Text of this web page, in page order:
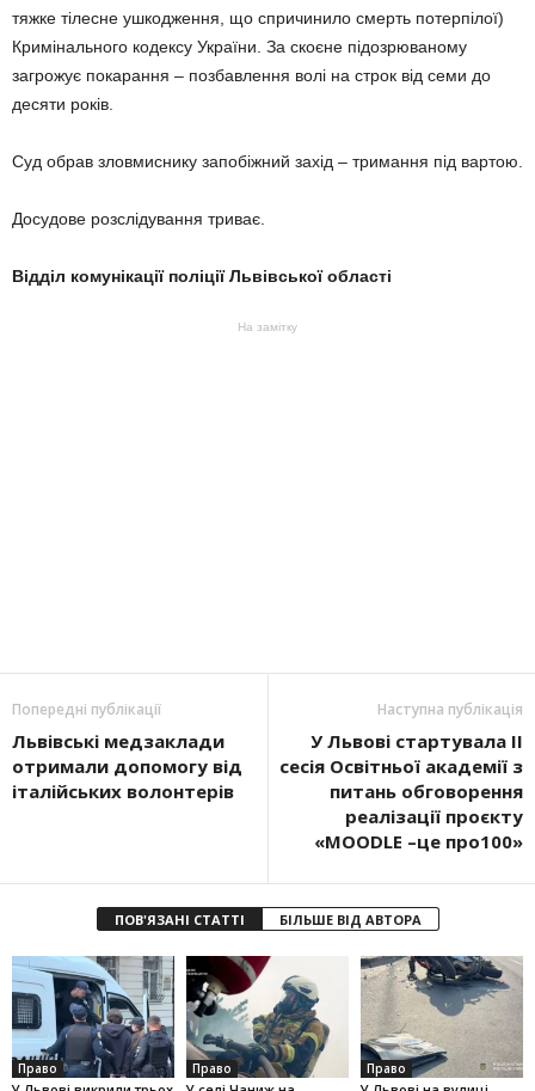
тяжке тілесне ушкодження, що спричинило смерть потерпілої)
Кримінального кодексу України. За скоєне підозрюваному
загрожує покарання – позбавлення волі на строк від семи до
десяти років.
Суд обрав зловмиснику запобіжний захід – тримання під вартою.
Досудове розслідування триває.
Відділ комунікації поліції Львівської області
На замітку
Попередні публікації
Львівські медзаклади
отримали допомогу від
італійських волонтерів
Наступна публікація
У Львові стартувала ІІ
сесія Освітньої академії з
питань обговорення
реалізації проєкту
«MOODLE –це про100»
ПОВ'ЯЗАНІ СТАТТІ БІЛЬШЕ ВІД АВТОРА
Право Право Право